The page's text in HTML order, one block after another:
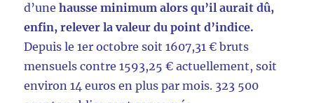
d’unehausse minimum alors qu’il aurait dû,
enfin, relever la valeur du point d’indice.
Depuis le 1er octobre soit 1607,31 € bruts
mensuels contre 1593,25 € actuellement, soit
environ 14 euros en plus par mois. 323 500